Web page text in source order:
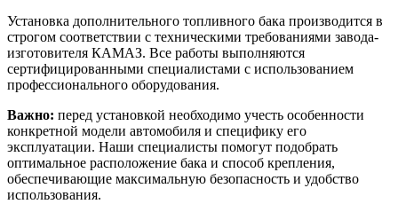
Установка дополнительного топливного бака производится в
строгом соответствии с техническими требованиями завода-
изготовителя КАМАЗ. Все работы выполняются
сертифицированными специалистами с использованием
профессионального оборудования.
Важно: перед установкой необходимо учесть особенности
конкретной модели автомобиля и специфику его
эксплуатации. Наши специалисты помогут подобрать
оптимальное расположение бака и способ крепления,
обеспечивающие максимальную безопасность и удобство
использования.